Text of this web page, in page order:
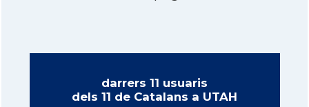
darrers 11 usuaris
dels 11 de Catalans a UTAH